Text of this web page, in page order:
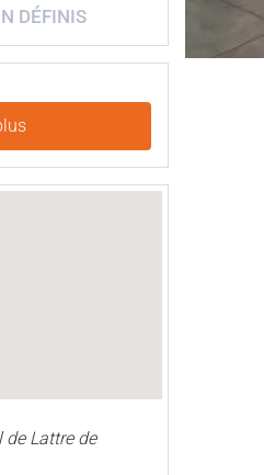
DÉFINIS
de Lattre de